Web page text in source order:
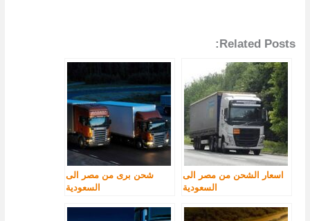
Related Posts:
اسعار الشحن من مصر الى
السعودية
شحن برى من مصر الى
السعودية